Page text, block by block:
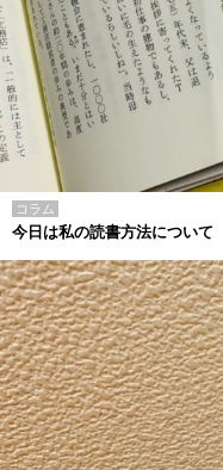
コラム
今日は私の読書方法について